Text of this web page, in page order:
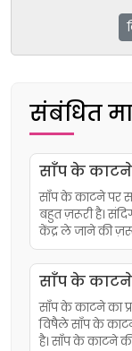
संबंधित
साँप के काटने
साँप के काटने पर
बहुत ज़रूरी है।
केंद्र ले जाने की
साँप के काटने
साँप के काटने का
विषैले साँप के
है। साँप के काटने